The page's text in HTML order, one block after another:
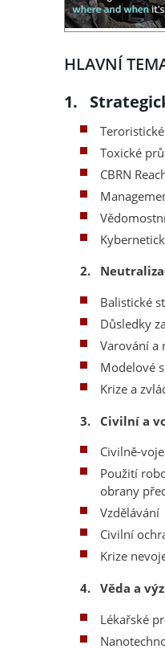
HLAVNÍ
1.
Toxické
CBRN
2.
Balistické
Důsledky
Varování a
Modelové
Krize a
3. Civilní a
Civilně-
Použití
obrany
Vzdělávání
Civilní
Krize
4. Věda a
Lékařské